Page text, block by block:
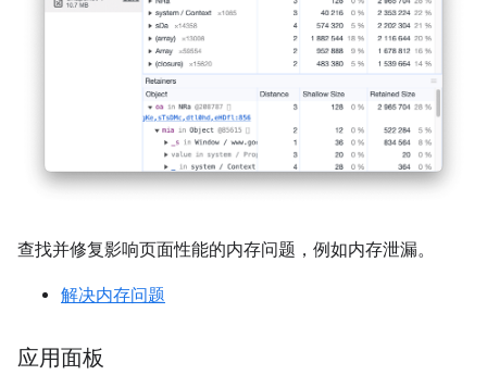
查找并修复影响页面性能的内存问题，例如内存泄漏。
解决内存问题
应用面板